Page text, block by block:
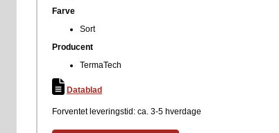
Farve
Sort
Producent
TermaTech
Datablad
Forventet leveringstid: ca. 3-5 hverdage